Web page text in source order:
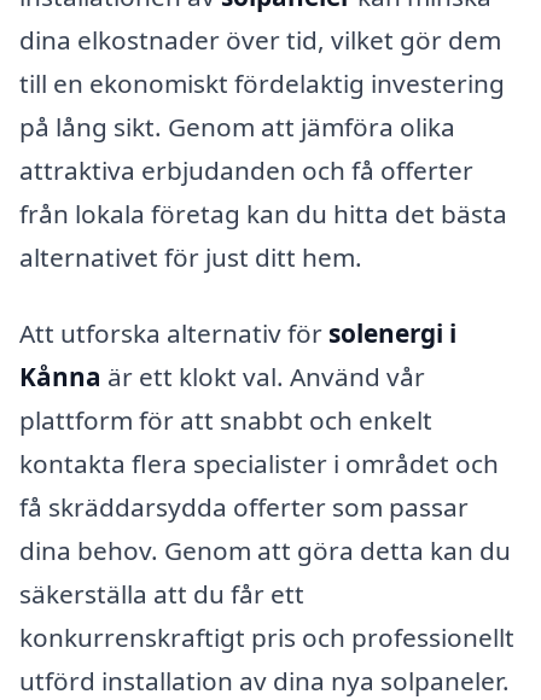
dina elkostnader över tid, vilket gör dem
till en ekonomiskt fördelaktig investering
på lång sikt. Genom att jämföra olika
attraktiva erbjudanden och få offerter
från lokala företag kan du hitta det bästa
alternativet för just ditt hem.
Att utforska alternativ för solenergi i
Kånna är ett klokt val. Använd vår
plattform för att snabbt och enkelt
kontakta flera specialister i området och
få skräddarsydda offerter som passar
dina behov. Genom att göra detta kan du
säkerställa att du får ett
konkurrenskraftigt pris och professionellt
utförd installation av dina nya solpaneler.